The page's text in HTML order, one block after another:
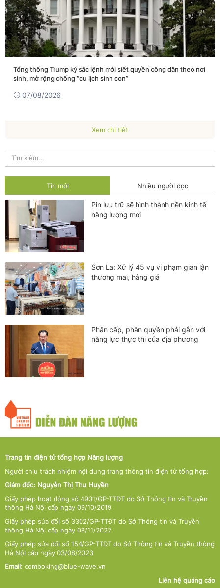
Tổng thống Trump ký sắc lệnh mới siết quyền công dân theo nơi
sinh, mở rộng chống “du lịch sinh con”
07/08/2026
Xem chi tiết
Tin mới Nhiều người đọc
Pin lưu trữ sẽ hình thành nền kinh tế
năng lượng mới
Sơn La: Xử lý 45 vụ vi phạm gian lận
thương mại, hàng giả
Phân cấp, phân quyền phải gắn với
năng lực thực thi của địa phương
Trang tin điện tử tổng hợp Năng lượng
Người chịu trách nhiệm nội dung trang thông tin điện tử tổng hợp:
Giám đốc: Nguyễn Thị Thu Huyền
Giấy phép hoạt động số 4901/GP-TTĐT do Sở Thông tin và Truyền
thông Hà Nội cấp ngày 09/10/2019
Giấy phép sửa đổi số 3302/GP-TTĐT do Sở Thông tin và Truyền
thông Hà Nội cấp ngày 08/11/2022
Giấy phép sửa đổi số 154/GP-TTĐT do Sở Thông tin và Truyền thông
Hà Nội cấp ngày 03/08/2023
Email: comboking@blue-wave.vn
Liên hệ quảng cáo